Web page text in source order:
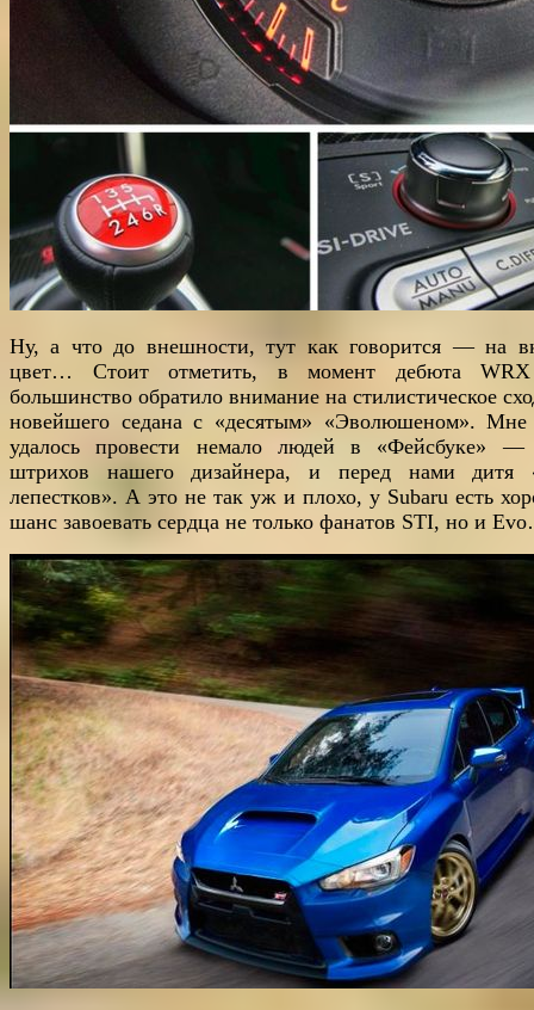
Ну, а что до внешности, тут как говорится — на
цвет… Стоит отметить, в момент дебюта
большинство обратило внимание на стилистическое
новейшего седана с «десятым» «Эволюшеном». Мне
удалось провести немало людей в «Фейсбуке» —
штрихов нашего дизайнера, и перед нами дитя
лепестков». А это не так уж и плохо, у Subaru есть
шанс завоевать сердца не только фанатов STI, но и